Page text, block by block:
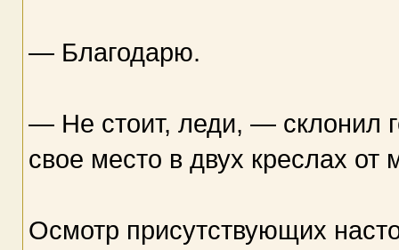
— Благодарю.
— Не стоит, леди, — склонил
свое место в двух креслах от
Осмотр присутствующих